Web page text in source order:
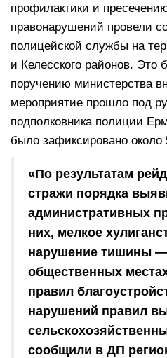
профилактики и
правонарушений провели
полицейской службы на
и Келесского районов. Это
поручению министерства
мероприятие прошло под
подполковника полиции
было зафиксировано
«По результатам
стражи порядка
административных
них, мелкое
нарушение тишины —
общественных
правил
нарушений правил
сообщили в ДП